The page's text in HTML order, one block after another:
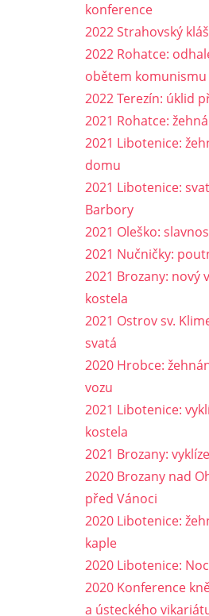
konference
2022 Strahovský
2022 Rohatce:
obětem komunismu
2022 Terezín: úklid
2021 Rohatce:
2021 Libotenice:
domu
2021 Libotenice:
Barbory
2021 Oleško:
2021 Nučničky:
2021 Brozany: nový
kostela
2021 Ostrov sv.
svatá
2020 Hrobce:
vozu
2021 Libotenice:
kostela
2021 Brozany:
2020 Brozany nad
před Vánoci
2020 Libotenice:
kaple
2020 Libotenice:
2020 Konference
a ústeckého